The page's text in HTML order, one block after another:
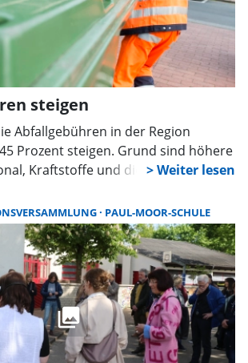
steigen
Abfallgebühren in der Region
Prozent steigen. Grund sind höhere
Kraftstoffe und die CO2-Steuer.
vorliegen, gelten die neuen Sätze
2026/2027.
PAUL-MOOR-SCHULE